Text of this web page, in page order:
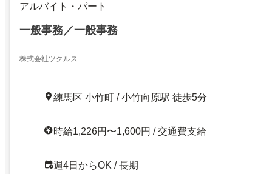
アルバイト・パート
一般事務／一般事務
株式会社ツクルス
練馬区 小竹町 / 小竹向原駅 徒歩5分
時給1,226円〜1,600円 / 交通費支給
週4日からOK / 長期